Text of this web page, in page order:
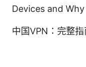
Devices and
中国VPN：完整